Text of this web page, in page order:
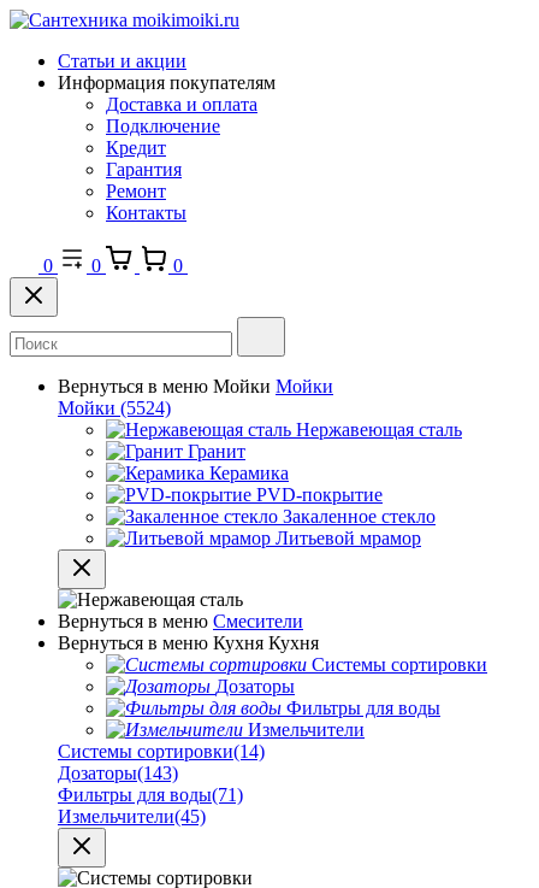
Статьи и акции
Информация покупателям
Доставка и оплата
Подключение
Кредит
Гарантия
Ремонт
Контакты
0 0 0
Вернуться в меню Мойки Мойки
Мойки (5524)
Нержавеющая сталь
Гранит
Керамика
PVD-покрытие
Закаленное стекло
Литьевой мрамор
Вернуться в меню Смесители
Вернуться в меню Кухня Кухня
Системы сортировки
Дозаторы
Фильтры для воды
Измельчители
Системы сортировки(14)
Дозаторы(143)
Фильтры для воды(71)
Измельчители(45)